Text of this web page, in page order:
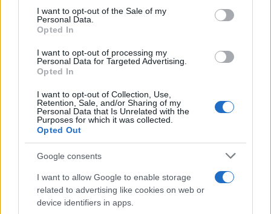
consent section.
I want to opt-out of the Sale of my
Personal Data.
Opted In
I want to opt-out of processing my
Personal Data for Targeted Advertising.
Opted In
I want to opt-out of Collection, Use,
Retention, Sale, and/or Sharing of my
Personal Data that Is Unrelated with the
Purposes for which it was collected.
Opted Out
Google consents
I want to allow Google to enable storage
related to advertising like cookies on web or
device identifiers in apps.
emozioni e canti
Marco Tessari · 3 Ago 2026
NEWS